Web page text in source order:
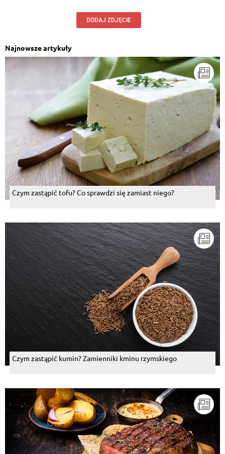
DODAJ ZDJĘCIE
Najnowsze artykuły
Czym zastąpić tofu? Co sprawdzi się zamiast niego?
Czym zastąpić kumin? Zamienniki kminu rzymskiego